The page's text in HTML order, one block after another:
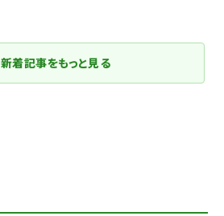
新着記事をもっと見る